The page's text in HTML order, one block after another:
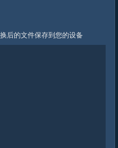
后的文件保存到您的设备